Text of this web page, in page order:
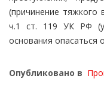
(причинение тяжкого
ч.1 ст. 119 УК РФ
основания опасаться
Опубликовано в